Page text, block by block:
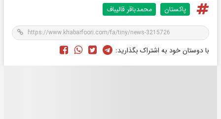
پاکستان محمدباقر قالیباف
با دوستان خود به اشتراک بگذارید: